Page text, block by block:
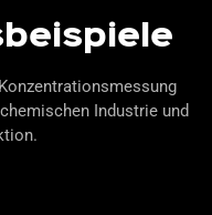
Industrie und